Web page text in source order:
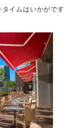
イムはいかがです